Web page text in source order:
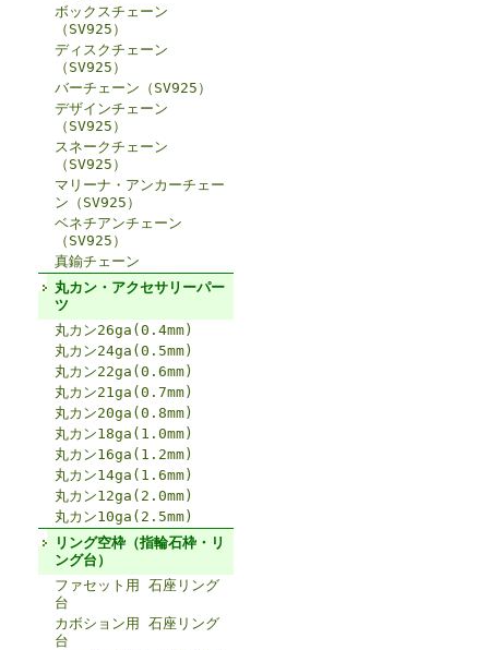
ボックスチェーン
（SV925）
ディスクチェーン
（SV925）
バーチェーン（SV925）
デザインチェーン
（SV925）
スネークチェーン
（SV925）
マリーナ・アンカーチェー
ン（SV925）
ベネチアンチェーン
（SV925）
真鍮チェーン
丸カン・アクセサリーパー
ツ
丸カン26ga(0.4mm)
丸カン24ga(0.5mm)
丸カン22ga(0.6mm)
丸カン21ga(0.7mm)
丸カン20ga(0.8mm)
丸カン18ga(1.0mm)
丸カン16ga(1.2mm)
丸カン14ga(1.6mm)
丸カン12ga(2.0mm)
丸カン10ga(2.5mm)
リング空枠（指輪石枠・リ
ング台）
ファセット用 石座リング
台
カボション用 石座リング
台